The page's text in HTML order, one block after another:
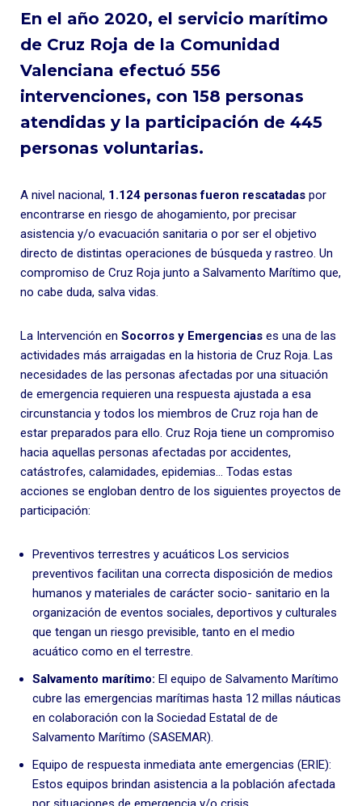
En el año 2020, el servicio marítimo
de Cruz Roja de la Comunidad
Valenciana efectuó 556
intervenciones, con 158 personas
atendidas y la participación de 445
personas voluntarias.
A nivel nacional, 1.124 personas fueron rescatadas por
encontrarse en riesgo de ahogamiento, por precisar
asistencia y/o evacuación sanitaria o por ser el objetivo
directo de distintas operaciones de búsqueda y rastreo. Un
compromiso de Cruz Roja junto a Salvamento Marítimo que,
no cabe duda, salva vidas.
La Intervención en Socorros y Emergencias es una de las
actividades más arraigadas en la historia de Cruz Roja. Las
necesidades de las personas afectadas por una situación
de emergencia requieren una respuesta ajustada a esa
circunstancia y todos los miembros de Cruz roja han de
estar preparados para ello. Cruz Roja tiene un compromiso
hacia aquellas personas afectadas por accidentes,
catástrofes, calamidades, epidemias… Todas estas
acciones se engloban dentro de los siguientes proyectos de
participación:
Preventivos terrestres y acuáticos Los servicios
preventivos facilitan una correcta disposición de medios
humanos y materiales de carácter socio- sanitario en la
organización de eventos sociales, deportivos y culturales
que tengan un riesgo previsible, tanto en el medio
acuático como en el terrestre.
Salvamento marítimo: El equipo de Salvamento Marítimo
cubre las emergencias marítimas hasta 12 millas náuticas
en colaboración con la Sociedad Estatal de de
Salvamento Marítimo (SASEMAR).
Equipo de respuesta inmediata ante emergencias (ERIE):
Estos equipos brindan asistencia a la población afectada